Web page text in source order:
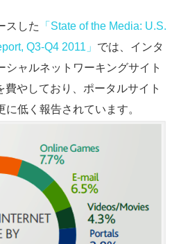
スした
「State of the Media: U.S.
Q3-Q4 2011」 では、インタ
シャルネットワーキングサイト
費やしており、ポータルサイト
低く報告されています。